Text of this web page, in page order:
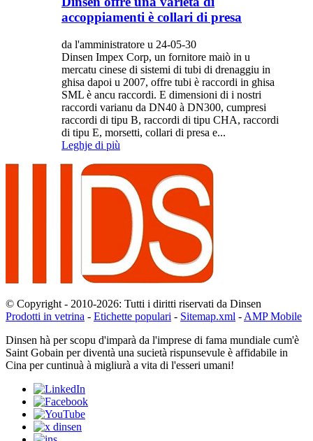
accoppiamenti è collari di presa
da l'amministratore u 24-05-30
Dinsen Impex Corp, un fornitore maiò in u
mercatu cinese di sistemi di tubi di drenaggiu in
ghisa dapoi u 2007, offre tubi è raccordi in ghisa
SML è ancu raccordi. E dimensioni di i nostri
raccordi varianu da DN40 à DN300, cumpresi
raccordi di tipu B, raccordi di tipu CHA, raccordi
di tipu E, morsetti, collari di presa e...
Leghje di più
© Copyright - 2010-2026: Tutti i diritti riservati da Dinsen
Prodotti in vetrina - Etichette populari - Sitemap.xml - AMP Mobile
Dinsen hà per scopu d'imparà da l'imprese di fama mundiale cum'è
Saint Gobain per diventà una sucietà rispunsevule è affidabile in
Cina per cuntinuà à migliurà a vita di l'esseri umani!